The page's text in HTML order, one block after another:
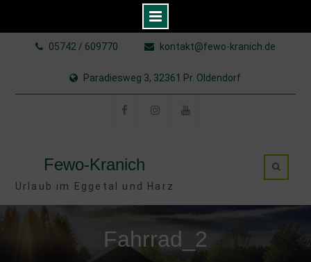
05742 / 609770 kontakt@fewo-kranich.de
Paradiesweg 3, 32361 Pr. Oldendorf
Fewo-Kranich
Urlaub im Eggetal und Harz
Fahrrad_2